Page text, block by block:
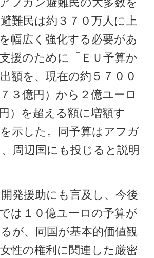
難民は約３７０万人に上
幅広く強化する必要があ
援のために「ＥＵ予算か
額を、現在の約５７００
３億円）から２億ユーロ
）を超える額に増額す
示した。同予算はアフガ
周辺国にも投じると説明
発援助にも言及し、今後
は１０億ユーロの予算が
が、同国が基本的価値観
性の権利に関連した厳密